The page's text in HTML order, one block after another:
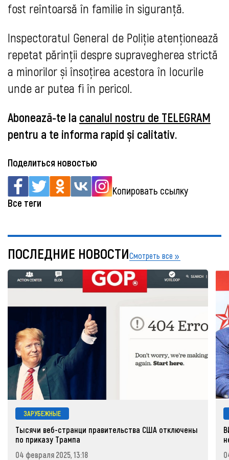
fost reîntoarsă în familie în siguranță.
Inspectoratul General de Poliție atenționează
repetat părinții despre supravegherea strictă
a minorilor și însoțirea acestora în locurile
unde ar putea fi în pericol.
Abonează-te la canalul nostru de TELEGRAM
pentru a te informa rapid și calitativ.
Поделиться новостью
Копировать ссылку
Все теги
ПОСЛЕДНИЕ НОВОСТИСмотреть все
ЗАРУБЕЖНЫЕ
Тысячи веб-странци правительства США отключены
по приказу Трампа
04 февраля 2025, 13:18